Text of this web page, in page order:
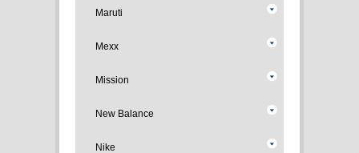
Maruti
Mexx
Mission
New Balance
Nike